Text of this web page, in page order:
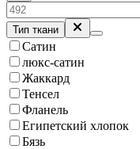
Тип ткани
Сатин
люкс-сатин
Жаккард
Тенсел
Фланель
Египетский хлопок
Бязь